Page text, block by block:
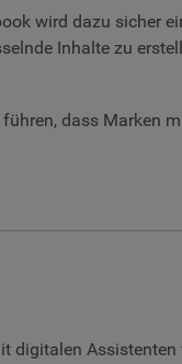
wird dazu sicher
Inhalte zu
dass Marken
digitalen